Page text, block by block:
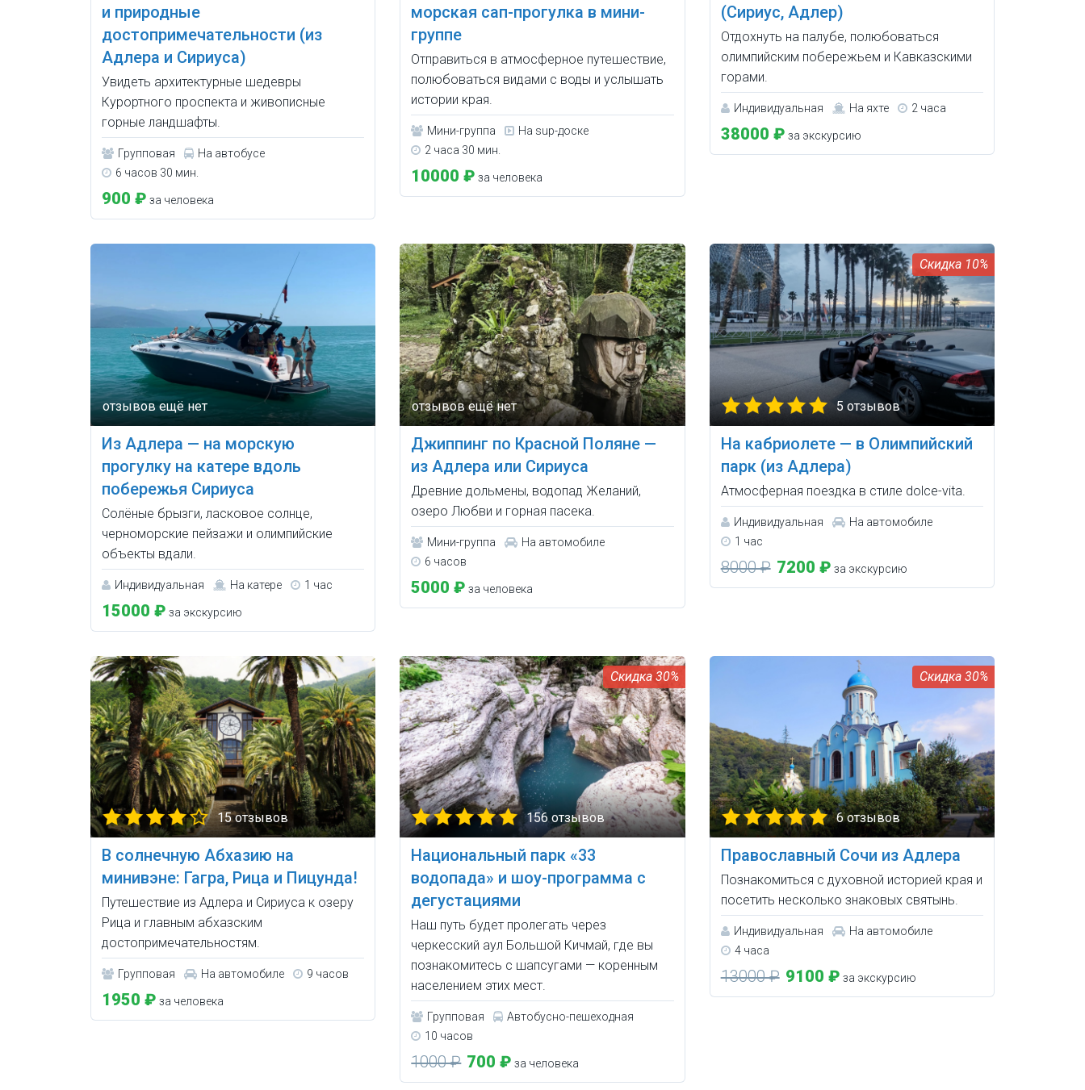
и природные
достопримечательности (из
Адлера и Сириуса)
Увидеть архитектурные шедевры
Курортного проспекта и живописные
горные ландшафты.
Групповая
На автобусе
6 часов 30 мин.
900 ₽ за человека
морская сап-прогулка в мини-
группе
Отправиться в атмосферное путешествие,
полюбоваться видами с воды и услышать
истории края.
Мини-группа
На sup-доске
2 часа 30 мин.
10000 ₽ за человека
(Сириус, Адлер)
Отдохнуть на палубе, полюбоваться
олимпийским побережьем и Кавказскими
горами.
Индивидуальная На яхте 2 часа
38000 ₽ за экскурсию
Из Адлера — на морскую
прогулку на катере вдоль
побережья Сириуса
Солёные брызги, ласковое солнце,
черноморские пейзажи и олимпийские
объекты вдали.
Индивидуальная На катере 1 час
15000 ₽ за экскурсию
Джиппинг по Красной Поляне —
из Адлера или Сириуса
Древние дольмены, водопад Желаний,
озеро Любви и горная пасека.
Мини-группа
На автомобиле
6 часов
5000 ₽ за человека
10%
5 отзывов
На кабриолете — в Олимпийский
парк (из Адлера)
Атмосферная поездка в стиле dolce-vita.
Индивидуальная
На автомобиле
1 час
8000 ₽ 7200 ₽ за экскурсию
15 отзывов
В солнечную Абхазию на
минивэне: Гагра, Рица и Пицунда!
Путешествие из Адлера и Сириуса к озеру
Рица и главным абхазским
достопримечательностям.
Групповая На автомобиле 9 часов
1950 ₽ за человека
30%
156 отзывов
Национальный парк «33
водопада» и шоу-программа с
дегустациями
Наш путь будет пролегать через
черкесский аул Большой Кичмай, где вы
познакомитесь с шапсугами — коренным
населением этих мест.
Групповая
Автобусно-пешеходная
10 часов
1000 ₽ 700 ₽ за человека
30%
6 отзывов
Православный Сочи из Адлера
Познакомиться с духовной историей края и
посетить несколько знаковых святынь.
Индивидуальная
На автомобиле
4 часа
13000 ₽ 9100 ₽ за экскурсию